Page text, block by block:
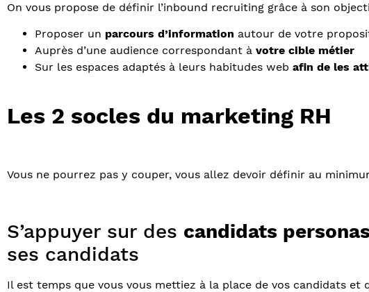
On vous propose de définir l’inbound recruiting grâce à son
Proposer un parcours d’information autour de votre
Auprès d’une audience correspondant à votre cible métier
Sur les espaces adaptés à leurs habitudes web afin de les
Les 2 socles du marketing RH
Vous ne pourrez pas y couper, vous allez devoir définir au
S’appuyer sur des candidats
ses candidats
Il est temps que vous vous mettiez à la place de vos candidats et